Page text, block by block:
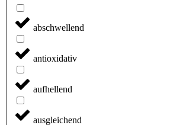
abschwellend
antioxidativ
aufhellend
ausgleichend